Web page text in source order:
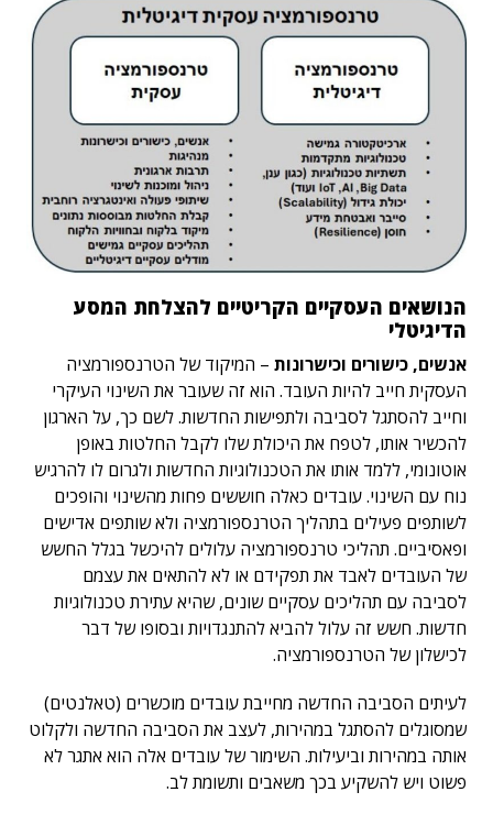
הנושאים העסקיים הקריטיים להצלחת המסע
הדיגיטלי
אנשים, כישורים וכישרונות – המיקוד של הטרנספורמציה
העסקית חייב להיות העובד. הוא זה שעובר את השינוי העיקרי
וחייב להסתגל לסביבה ולתפישות החדשות. לשם כך, על הארגון
להכשיר אותו, לטפח את היכולת שלו לקבל החלטות באופן
אוטונומי, ללמד אותו את הטכנולוגיות החדשות ולגרום לו להרגיש
נוח עם השינוי. עובדים כאלה חוששים פחות מהשינוי והופכים
לשותפים פעילים בתהליך הטרנספורמציה ולא שותפים אדישים
ופאסיביים. תהליכי טרנספורמציה עלולים להיכשל בגלל החשש
של העובדים לאבד את תפקידם או לא להתאים את עצמם
לסביבה עם תהליכים עסקיים שונים, שהיא עתירת טכנולוגיות
חדשות. חשש זה עלול להביא להתנגדויות ובסופו של דבר
לכישלון של הטרנספורמציה.
לעיתים הסביבה החדשה מחייבת עובדים מוכשרים (טאלנטים)
שמסוגלים להסתגל במהירות, לעצב את הסביבה החדשה ולקלוט
אותה במהירות וביעילות. השימור של עובדים אלה הוא אתגר לא
פשוט ויש להשקיע בכך משאבים ותשומת לב.